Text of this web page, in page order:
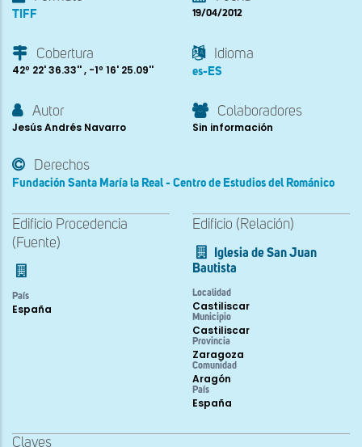
TIFF 19/04/2012
Cobertura
42º 22' 36.33'' , -1º 16' 25.09''
Idioma
es-ES
Autor
Jesús Andrés Navarro
Colaboradores
Sin información
Derechos
Fundación Santa María la Real - Centro de Estudios del Románico
Edificio Procedencia
(Fuente)
País
España
Edificio (Relación)
Iglesia de San Juan
Bautista
Localidad
Castiliscar
Municipio
Castiliscar
Provincia
Zaragoza
Comunidad
Aragón
País
España
Claves